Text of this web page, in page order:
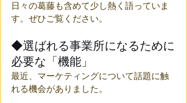
日々の葛藤も含めて少し熱く語っていま
す。ぜひご覧ください。
◆選ばれる事業所になるために
必要な「機能」
最近、マーケティングについて話題に触
れる機会がありました。